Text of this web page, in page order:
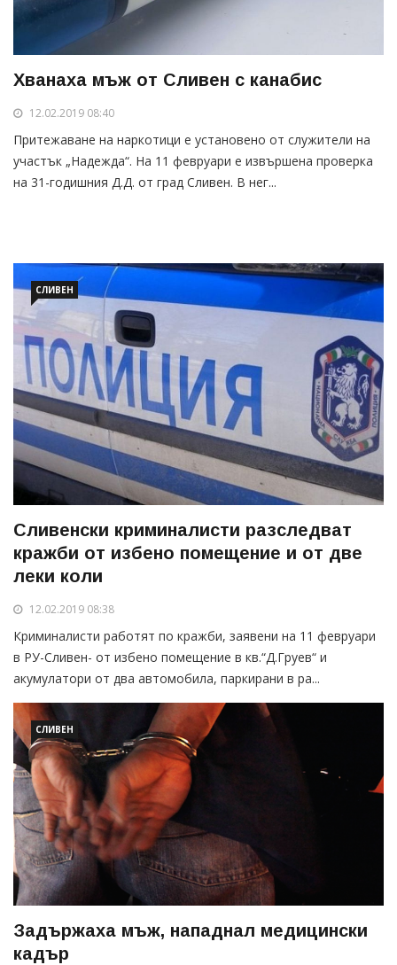
Хванаха мъж от Сливен с канабис
12.02.2019 08:40
Притежаване на наркотици е установено от служители на
участък „Надежда“. На 11 февруари е извършена проверка
на 31-годишния Д.Д. от град Сливен. В нег...
СЛИВЕН
Сливенски криминалисти разследват
кражби от избено помещение и от две
леки коли
12.02.2019 08:38
Криминалисти работят по кражби, заявени на 11 февруари
в РУ-Сливен- от избено помещение в кв.“Д.Груев“ и
акумулатори от два автомобила, паркирани в ра...
СЛИВЕН
Задържаха мъж, нападнал медицински
кадър